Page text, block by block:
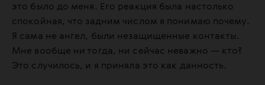
это было до меня. Его реакция была настолько
спокойная, что задним числом я понимаю почему.
Я сама не ангел, были незащищенные контакты.
Мне вообще ни тогда, ни сейчас неважно — кто?
Это случилось, и я приняла это как данность.